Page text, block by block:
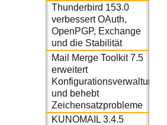
Thunderbird 153.0
verbessert OAuth,
OpenPGP, Exchange
und die Stabilität
Mail Merge Toolkit 7.5
erweitert
Konfigurationsverwaltung
und behebt
Zeichensatzprobleme
KUNOMAIL 3.4.5